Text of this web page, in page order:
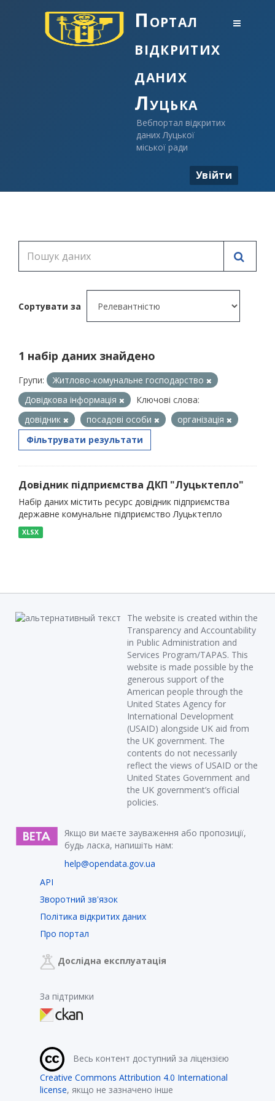
Портал
відкритих
даних
Луцька
Вебпортал відкритих
даних Луцької
міської ради
Увійти
Сортувати за
1 набір даних знайдено
Групи:
Житлово-комунальне господарство
Довідкова інформація
Ключові слова:
довідник
посадові особи
організація
Фільтрувати результати
Довідник підприємства ДКП "Луцьктепло"
Набір даних містить ресурс довідник підприємства
державне комунальне підприємство Луцьктепло
XLSX
The website is created within the
Transparency and Accountability
in Public Administration and
Services Program/TAPAS. This
website is made possible by the
generous support of the
American people through the
United States Agency for
International Development
(USAID) alongside UK aid from
the UK government. The
contents do not necessarily
reflect the views of USAID or the
United States Government and
the UK government’s official
policies.
Якщо ви маєте зауваження або пропозиції,
будь ласка, напишіть нам:
help@opendata.gov.ua
API
Зворотний зв'язок
Політика відкритих даних
Про портал
Дослідна експлуатація
За підтримки
Весь контент доступний за ліцензією
Creative Commons Attribution 4.0 International
license, якщо не зазначено інше